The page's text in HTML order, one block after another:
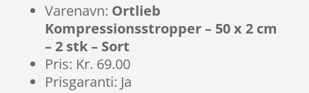
Varenavn: Ortlieb
Kompressionsstropper – 50 x 2 cm
– 2 stk – Sort
Pris: Kr. 69.00
Prisgaranti: Ja